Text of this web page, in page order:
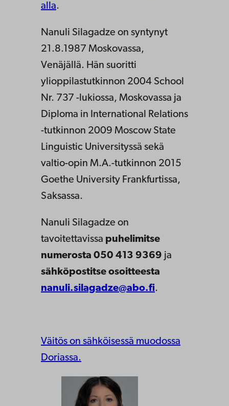
alla.
Nanuli Silagadze on syntynyt
21.8.1987 Moskovassa,
Venäjällä. Hän suoritti
ylioppilastutkinnon 2004 School
Nr. 737 -lukiossa, Moskovassa ja
Diploma in International Relations
-tutkinnon 2009 Moscow State
Linguistic Universityssä sekä
valtio-opin M.A.-tutkinnon 2015
Goethe University Frankfurtissa,
Saksassa.
Nanuli Silagadze on
tavoitettavissa puhelimitse
numerosta 050 413 9369 ja
sähköpostitse osoitteesta
nanuli.silagadze@abo.fi.
Väitös on sähköisessä muodossa
Doriassa.